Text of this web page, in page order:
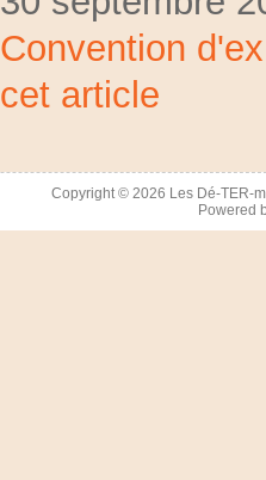
Convention
cet article
Copyright © 2026 Les Dé-TER-
Powered